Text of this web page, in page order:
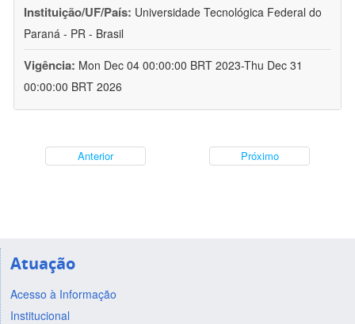
Instituição/UF/País: Universidade Tecnológica Federal do
Paraná - PR - Brasil
Vigência: Mon Dec 04 00:00:00 BRT 2023-Thu Dec 31
00:00:00 BRT 2026
Anterior Próximo
Atuação
Acesso à Informação
Institucional